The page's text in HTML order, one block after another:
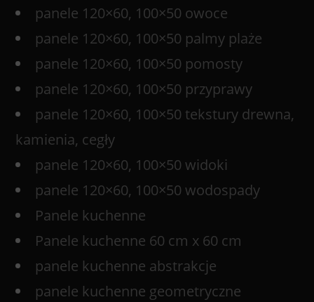
panele 120×60, 100×50 owoce
panele 120×60, 100×50 palmy plaże
panele 120×60, 100×50 pomosty
panele 120×60, 100×50 przyprawy
panele 120×60, 100×50 tekstury drewna,
kamienia, cegły
panele 120×60, 100×50 widoki
panele 120×60, 100×50 wodospady
Panele kuchenne
Panele kuchenne 60 cm x 60 cm
panele kuchenne abstrakcje
panele kuchenne geometryczne